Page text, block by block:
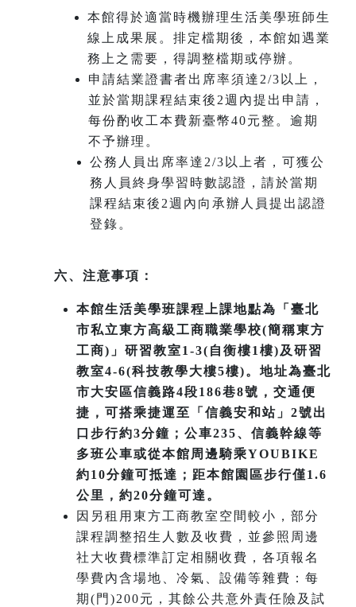
本館得於適當時機辦理生活美學班師生
線上成果展。排定檔期後，本館如遇業
務上之需要，得調整檔期或停辦。
申請結業證書者出席率須達2/3以上，
並於當期課程結束後2週內提出申請，
每份酌收工本費新臺幣40元整。逾期
不予辦理。
公務人員出席率達2/3以上者，可獲公
務人員終身學習時數認證，請於當期
課程結束後2週內向承辦人員提出認證
登錄。
六、注意事項：
本館生活美學班課程上課地點為「臺北
市私立東方高級工商職業學校(簡稱東方
工商)」研習教室1-3(自衡樓1樓)及研習
教室4-6(科技教學大樓5樓)。地址為臺北
市大安區信義路4段186巷8號，交通便
捷，可搭乘捷運至「信義安和站」2號出
口步行約3分鐘；公車235、信義幹線等
多班公車或從本館周邊騎乘YOUBIKE
約10分鐘可抵達；距本館園區步行僅1.6
公里，約20分鐘可達。
因另租用東方工商教室空間較小，部分
課程調整招生人數及收費，並參照周邊
社大收費標準訂定相關收費，各項報名
學費內含場地、冷氣、設備等雜費：每
期(門)200元，其餘公共意外責任險及試